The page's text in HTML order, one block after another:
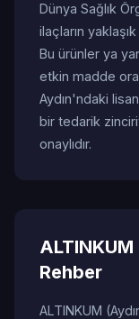
Dünya Sağlık
ilaçların
Bu ürünler ya
etkin madde
Aydın'ndaki
bir tedarik
onaylıdır.
Rehber
ALTINKUM